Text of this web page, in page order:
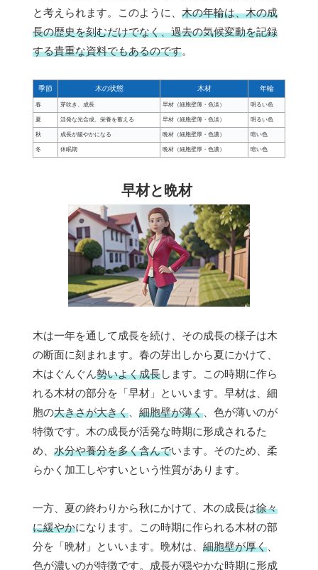
と考えられます。このように、 木の年輪は、木の成
長の歴史を刻むだけでなく、過去の気候変動を記録
する貴重な資料でもあるのです。
季節 木の状態 木材 年輪
春 芽吹き、成長 早材（細胞壁薄・色淡） 明るい色
夏 活発な光合成、栄養を蓄える 早材（細胞壁薄・色淡） 明るい色
秋 成長が緩やかになる 晩材（細胞壁厚・色濃） 暗い色
冬 休眠期 晩材（細胞壁厚・色濃） 暗い色
早材と晩材
木は一年を通して成長を続け、その成長の様子は木
の断面に刻まれます。春の芽出しから夏にかけて、
木はぐんぐん勢いよく成長します。この時期に作ら
れる木材の部分を「早材」といいます。早材は、細
胞の大きさが大きく 細胞壁が薄く 、色が薄いのが
特徴です。木の成長が活発な時期に形成されるた
め、 水分や養分を多く含んでいます。そのため、柔
らかく加工しやすいという性質があります。
一方、夏の終わりから秋にかけて、木の成長は徐々
に緩やかになります。この時期に作られる木材の部
分を「晩材」といいます。晩材は、 細胞壁が厚く
色が濃いのが特徴です。成長が穏やかな時期に形成